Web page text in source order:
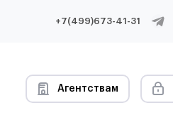
+7(499)673-41-31
Агентствам